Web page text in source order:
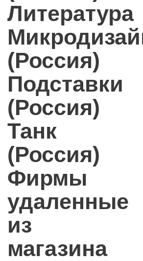
Литература
(Россия)
Подставки
(Россия)
Танк
(Россия)
Фирмы
удаленные
из
магазина